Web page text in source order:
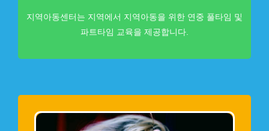
지역아동센터는 지역에서 지역아동을 위한 연중 풀타임 및
파트타임 교육을 제공합니다.